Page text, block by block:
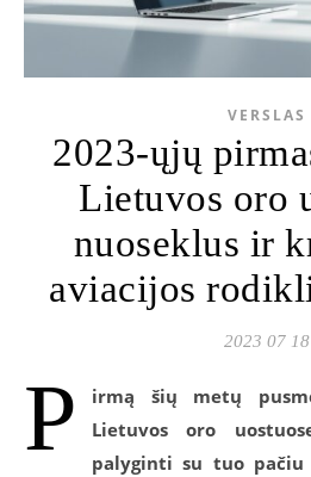
VERSLAS
2023-ųjų
Lietuvos oro
nuoseklus ir
aviacijos
2023 07 18
P
irmą šių metų
Lietuvos oro
palyginti su tuo